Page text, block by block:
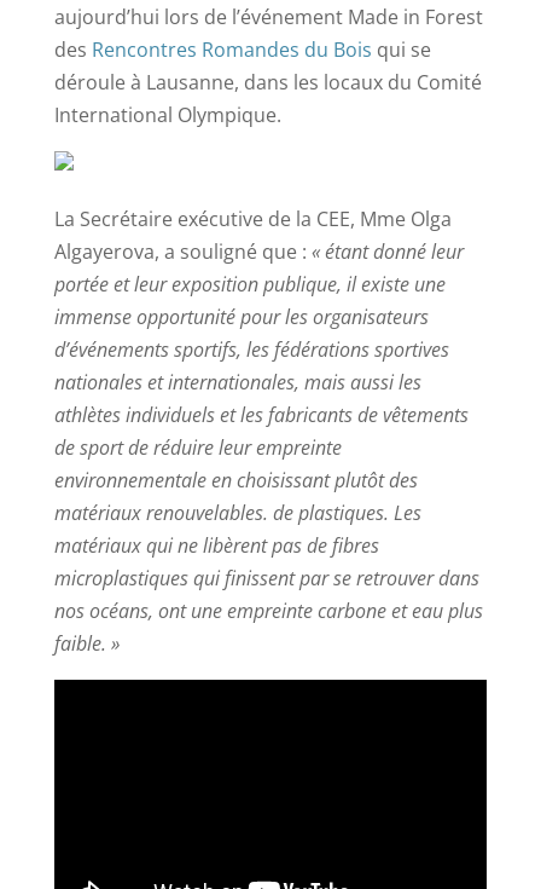
aujourd’hui lors de l’événement Made in Forest
des Rencontres Romandes du Bois qui se
déroule à Lausanne, dans les locaux du Comité
International Olympique.
La Secrétaire exécutive de la CEE, Mme Olga
Algayerova, a souligné que : « étant donné leur
portée et leur exposition publique, il existe une
immense opportunité pour les organisateurs
d’événements sportifs, les fédérations sportives
nationales et internationales, mais aussi les
athlètes individuels et les fabricants de vêtements
de sport de réduire leur empreinte
environnementale en choisissant plutôt des
matériaux renouvelables. de plastiques. Les
matériaux qui ne libèrent pas de fibres
microplastiques qui finissent par se retrouver dans
nos océans, ont une empreinte carbone et eau plus
faible. »